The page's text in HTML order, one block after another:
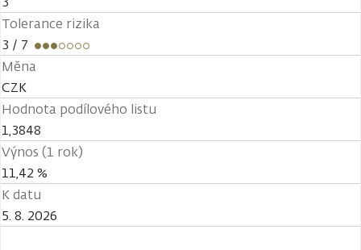
Tolerance rizika
3 / 7
Měna
CZK
Hodnota podílového listu
1,3848
Výnos (1 rok)
11,42 %
K datu
5. 8. 2026